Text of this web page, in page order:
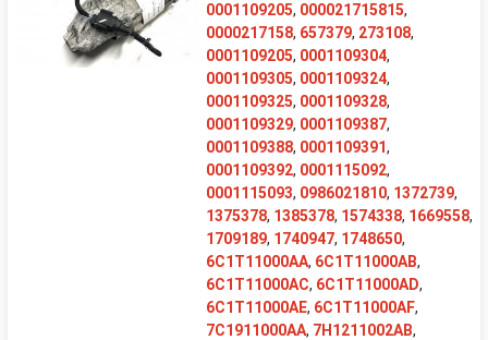
0001109205, 000021715815,
0000217158, 657379, 273108,
0001109205, 0001109304,
0001109305, 0001109324,
0001109325, 0001109328,
0001109329, 0001109387,
0001109388, 0001109391,
0001109392, 0001115092,
0001115093, 0986021810, 1372739,
1375378, 1385378, 1574338, 1669558,
1709189, 1740947, 1748650,
6C1T11000AA, 6C1T11000AB,
6C1T11000AC, 6C1T11000AD,
6C1T11000AE, 6C1T11000AF,
7C1911000AA, 7H1211002AB,